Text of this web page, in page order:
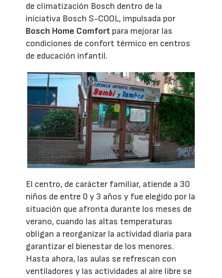
de climatización Bosch dentro de la
iniciativa Bosch S-COOL, impulsada por
Bosch Home Comfort para mejorar las
condiciones de confort térmico en centros
de educación infantil.
El centro, de carácter familiar, atiende a 30
niños de entre 0 y 3 años y fue elegido por la
situación que afronta durante los meses de
verano, cuando las altas temperaturas
obligan a reorganizar la actividad diaria para
garantizar el bienestar de los menores.
Hasta ahora, las aulas se refrescan con
ventiladores y las actividades al aire libre se